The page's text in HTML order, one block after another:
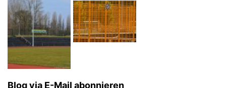
Blog via E-Mail abonnieren